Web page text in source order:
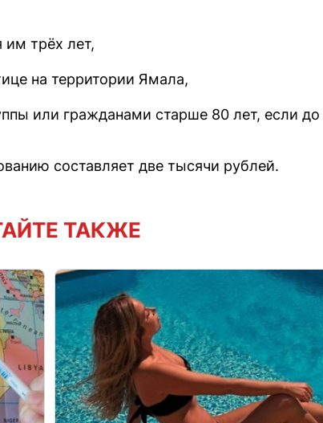
трёх лет,
на территории Ямала,
или гражданами старше 80 лет, если до
составляет две тысячи рублей.
ТАКЖЕ